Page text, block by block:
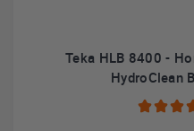
Teka HLB 8400 -
HydroClean